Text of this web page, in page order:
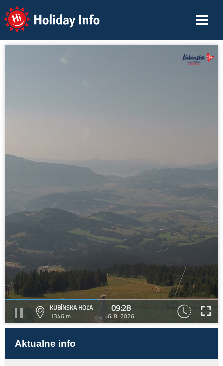
Holiday Info
KUBÍNSKA HOĽA
1346 m
09:28
6. 8. 2026
Aktualne info